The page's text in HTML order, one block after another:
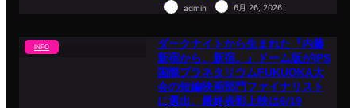
admin 6月 26, 2026
INFO
ダークナイトから生まれた『内藤
新宿から、新宿。』ドーム版がIPS
国際プラネタリウムFUKUOKA大
会の短編映画部門ファイナリスト
に選出、最終表彰上映は6/19